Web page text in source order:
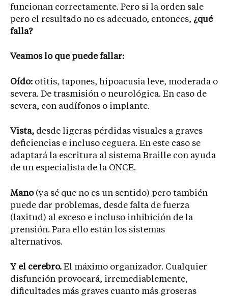
funcionan correctamente. Pero si la orden sale
pero el resultado no es adecuado, entonces, ¿qué
falla?
Veamos lo que puede fallar:
Oído: otitis, tapones, hipoacusia leve, moderada o
severa. De trasmisión o neurológica. En caso de
severa, con audífonos o implante.
Vista, desde ligeras pérdidas visuales a graves
deficiencias e incluso ceguera. En este caso se
adaptará la escritura al sistema Braille con ayuda
de un especialista de la ONCE.
Mano(ya sé que no es un sentido) pero también
puede dar problemas, desde falta de fuerza
(laxitud) al exceso e incluso inhibición de la
prensión. Para ello están los sistemas
alternativos.
Y el cerebro. El máximo organizador. Cualquier
disfunción provocará, irremediablemente,
dificultades más graves cuanto más groseras